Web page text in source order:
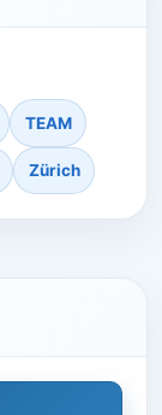
TEAM
Zürich